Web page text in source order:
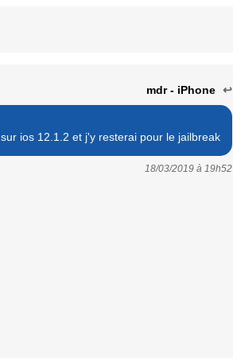
mdr - iPhone ↩
ios 12.1.2 et j'y resterai pour le jailbreak
18/03/2019 à 19h52